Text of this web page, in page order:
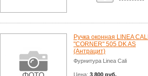
Ручка оконная LINEA CALI
"CORNER" 505 DK AS
(Антрацит)
Фурнитура Linea Cali
Цена: 3 800 руб.